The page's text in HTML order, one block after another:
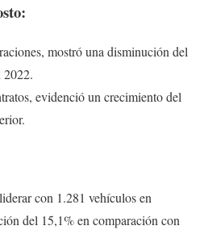
:
mostró una disminución del
2022.
evidenció un crecimiento del
con 1.281 vehículos en
del 15,1% en comparación con